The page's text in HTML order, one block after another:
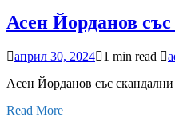
Асен Йорданов
април 30, 2024 1 min read
Асен Йорданов със
Read More